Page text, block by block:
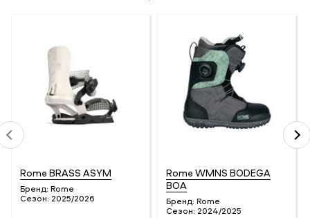
Rome BRASS ASYM
Бренд: Rome
Сезон: 2025/2026
Rome WMNS BODEGA
BOA
Бренд: Rome
Сезон: 2024/2025